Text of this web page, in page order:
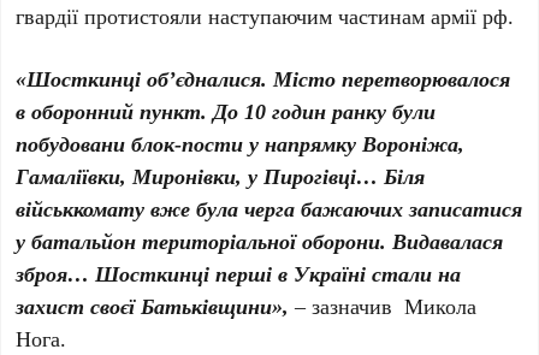
гвардії протистояли наступаючим частинам армії рф.
«Шосткинці об’єдналися. Місто перетворювалося
в оборонний пункт. До 10 годин ранку були
побудовани блок-пости у напрямку Вороніжа,
Гамаліївки, Миронівки, у Пирогівці… Біля
військкомату вже була черга бажаючих записатися
у батальйон територіальної оборони. Видавалася
зброя… Шосткинці перші в Україні стали на
захист своєї Батьківщини»,– зазначив Микола
Нога.